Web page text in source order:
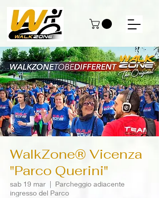
WalkZone® Vicenza
"Parco Querini"
sab 19 mar
  |
Parcheggio adiacente
ingresso del Parco